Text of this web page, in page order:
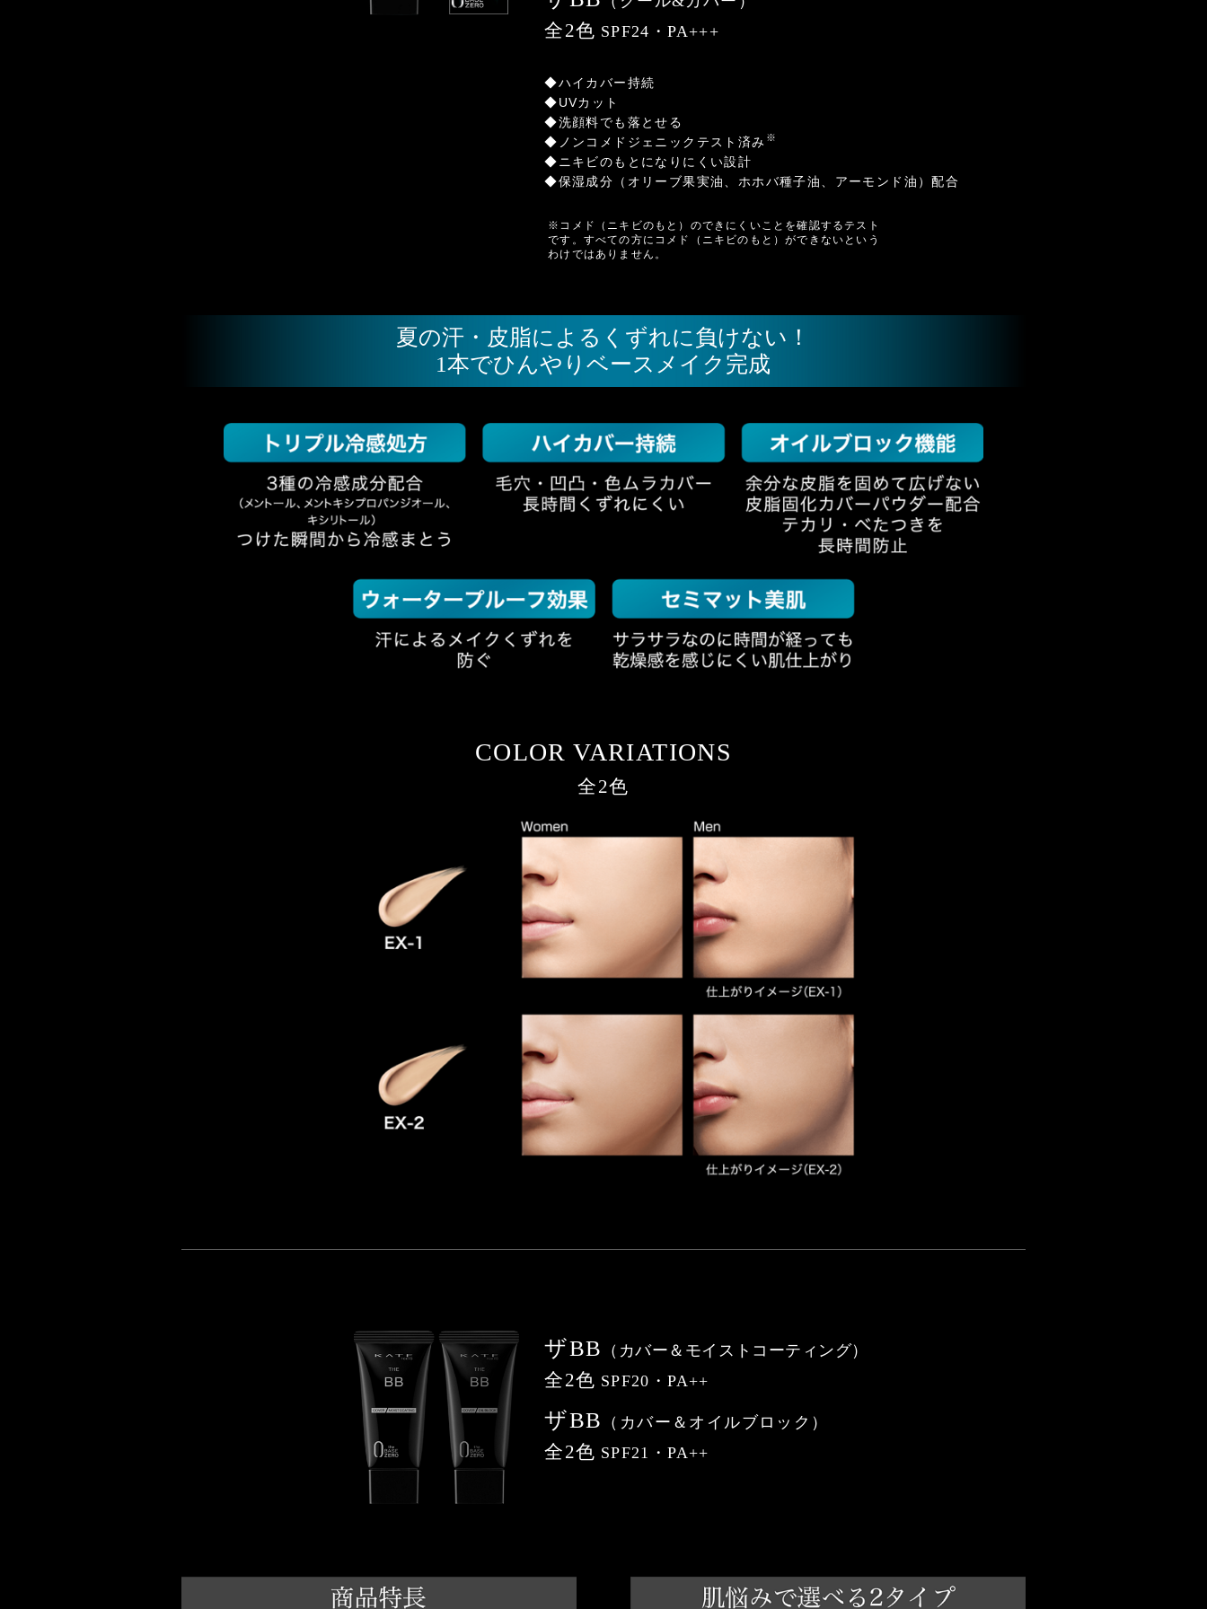
全2色 SPF24・PA+++
◆ハイカバー持続
◆UVカット
◆洗顔料でも落とせる
◆ノンコメドジェニックテスト済み ※
◆ニキビのもとになりにくい設計
◆保湿成分（オリーブ果実油、ホホバ種子油、アーモンド油）配合
※コメド（ニキビのもと）のできにくいことを確認するテスト
です。すべての方にコメド（ニキビのもと）ができないという
わけではありません。
夏の汗・皮脂によるくずれに負けない！
1本でひんやりベースメイク完成
COLOR VARIATIONS
全2色
ザBB （カバー＆モイストコーティング）
全2色 SPF20・PA++
ザBB （カバー＆オイルブロック）
全2色 SPF21・PA++